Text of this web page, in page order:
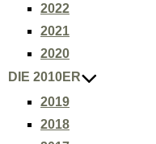
2022
2021
2020
DIE 2010ER
2019
2018